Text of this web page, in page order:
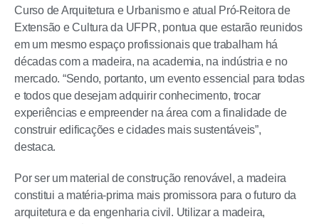
Curso de Arquitetura e Urbanismo e atual Pró-Reitora de
Extensão e Cultura da UFPR, pontua que estarão reunidos
em um mesmo espaço profissionais que trabalham há
décadas com a madeira, na academia, na indústria e no
mercado. “Sendo, portanto, um evento essencial para todas
e todos que desejam adquirir conhecimento, trocar
experiências e empreender na área com a finalidade de
construir edificações e cidades mais sustentáveis”,
destaca.
Por ser um material de construção renovável, a madeira
constitui a matéria-prima mais promissora para o futuro da
arquitetura e da engenharia civil. Utilizar a madeira,